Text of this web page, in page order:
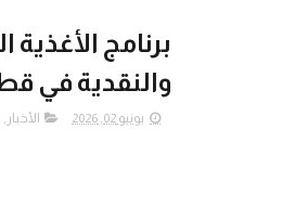
والنقدية في
يونيو 02, 2026 الأخبار ,